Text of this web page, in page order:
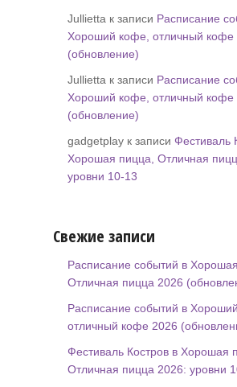
Jullietta к записи Расписание
Хороший кофе, отличный кофе
(обновление)
Jullietta к записи Расписание
Хороший кофе, отличный кофе
(обновление)
gadgetplay к записи Фестиваль
Хорошая пицца, Отличная
уровни 10-13
Свежие записи
Расписание событий в
Отличная пицца 2026
Расписание событий в
отличный кофе 2026
Фестиваль Костров в Хорошая
Отличная пицца 2026: уровни